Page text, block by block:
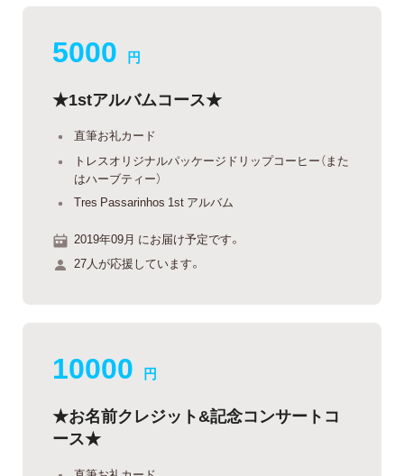
5000 円
★1stアルバムコース★
直筆お礼カード
トレスオリジナルパッケージドリップコーヒー（また
はハーブティー）
Tres Passarinhos 1st アルバム
2019年09月 にお届け予定です。
27人が応援しています。
10000 円
★お名前クレジット&記念コンサートコ
ース★